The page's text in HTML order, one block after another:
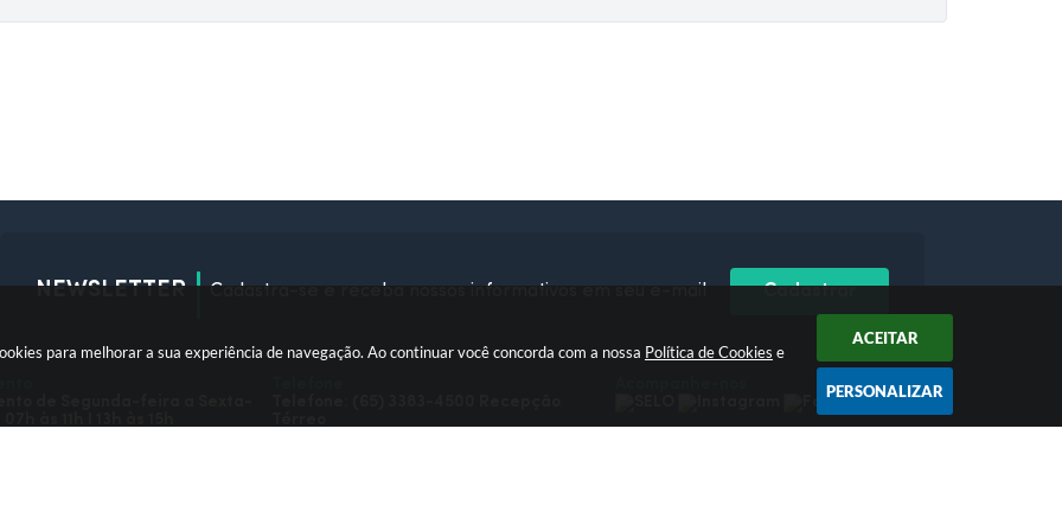
para melhorar a sua experiência de navegação. Ao continuar você concorda com a nossa Política de Cookies e
ACEITAR
PERSONALIZAR
NEWSLETTER Cadastra-se e receba nossos informativos em seu e-mail Cadastrar